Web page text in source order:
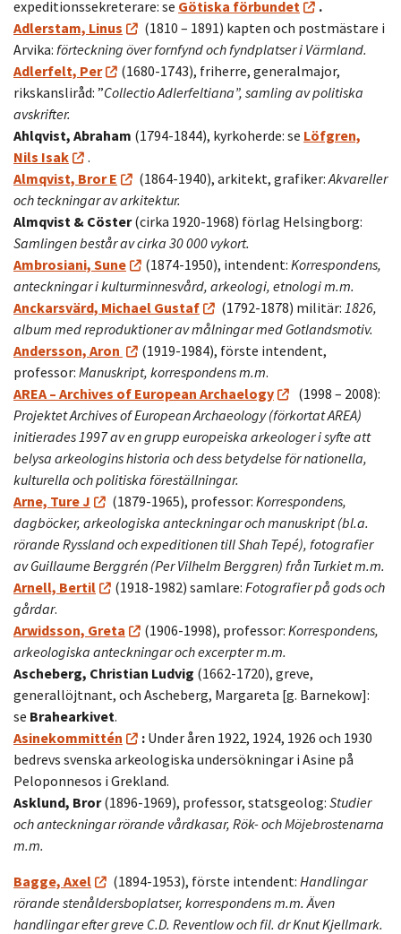
expeditionssekreterare: se Götiska förbundet
.
Adlerstam, Linus
(1810 – 1891) kapten och postmästare i
Arvika: förteckning över fornfynd och fyndplatser i Värmland.
Adlerfelt, Per
(1680-1743), friherre, generalmajor,
rikskansliråd: ”Collectio Adlerfeltiana”, samling av politiska
avskrifter.
Ahlqvist, Abraham (1794-1844), kyrkoherde: se Löfgren,
Nils Isak
.
Almqvist, Bror E (1864-1940), arkitekt, grafiker: Akvareller
och teckningar av arkitektur.
Almqvist & Cöster(cirka 1920-1968) förlag Helsingborg:
Samlingen består av cirka 30 000 vykort.
Ambrosiani, Sune
(1874-1950), intendent: Korrespondens,
anteckningar i kulturminnesvård, arkeologi, etnologi m.m.
Anckarsvärd, Michael Gustaf
(1792-1878) militär: 1826,
album med reproduktioner av målningar med Gotlandsmotiv.
Andersson, Aron
(1919-1984), förste intendent,
professor: Manuskript, korrespondens m.m.
AREA – Archives of European Archaelogy
(1998 – 2008):
Projektet Archives of European Archaeology (förkortat AREA)
initierades 1997 av en grupp europeiska arkeologer i syfte att
belysa arkeologins historia och dess betydelse för nationella,
kulturella och politiska föreställningar.
Arne, Ture J
(1879-1965), professor: Korrespondens,
dagböcker, arkeologiska anteckningar och manuskript (bl.a.
rörande Ryssland och expeditionen till Shah Tepé), fotografier
av Guillaume Berggrén (Per Vilhelm Berggren) från Turkiet m.m.
Arnell, Bertil
(1918-1982) samlare: Fotografier på gods och
gårdar.
Arwidsson, Greta
(1906-1998), professor: Korrespondens,
arkeologiska anteckningar och excerpter m.m.
Ascheberg, Christian Ludvig (1662-1720), greve,
generallöjtnant, och Ascheberg, Margareta [g. Barnekow]:
se Brahearkivet.
Asinekommittén
: Under åren 1922, 1924, 1926 och 1930
bedrevs svenska arkeologiska undersökningar i Asine på
Peloponnesos i Grekland.
Asklund, Bror(1896-1969), professor, statsgeolog: Studier
och anteckningar rörande vårdkasar, Rök- och Möjebrostenarna
m.m.
Bagge, Axel
(1894-1953), förste intendent: Handlingar
rörande stenåldersboplatser, korrespondens m.m. Även
handlingar efter greve C.D. Reventlow och fil. dr Knut Kjellmark.